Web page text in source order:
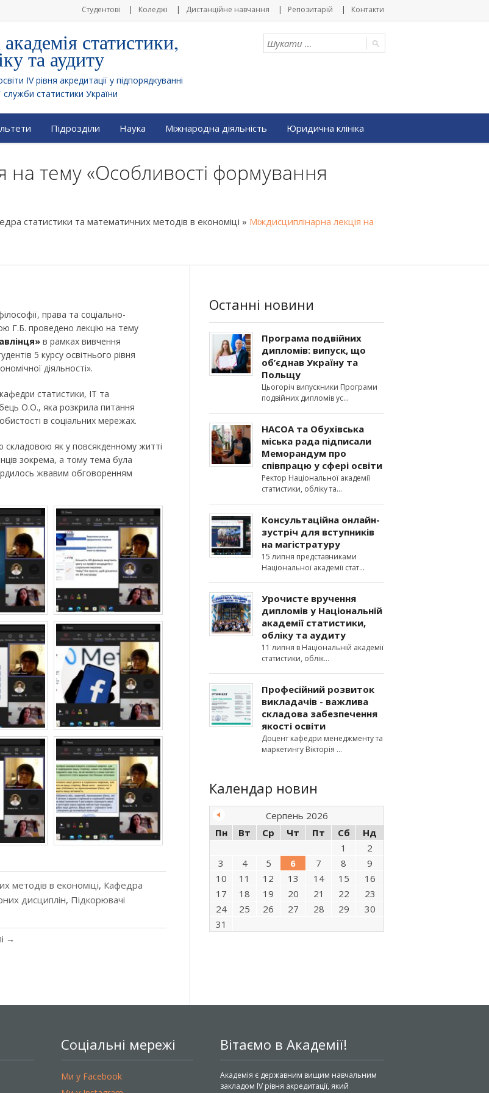
Студентові Коледжі Дистанційне навчання Репозитарій Контакти
статистики,
та аудиту
IV рівня акредитації у підпорядкуванні
статистики України
Підрозділи Наука Міжнародна діяльність Юридична клініка
на тему «Особливості формування
статистики та математичних методів в економіці » Міждисциплінарна лекція на
права та соціально-
Г.Б. проведено лекцію на тему
в рамках вивчення
5 курсу освітнього рівня
діяльності».
статистики, ІТ та
О.О., яка розкрила питання
в соціальних мережах.
складовою як у повсякденному житті
зокрема, а тому тема була
жвавим обговоренням
методів в економіці, Кафедра
дисциплін, Підкорювачі
→
Останні новини
Програма подвійних
дипломів: випуск, що
об’єднав Україну та
Польщу
Цьогоріч випускники Програми
подвійних дипломів ус
НАСОА та Обухівська
міська рада підписали
Меморандум про
співпрацю у сфері освіти
Ректор Національної академії
статистики, обліку та
Консультаційна онлайн-
зустріч для вступників
на магістратуру
15 липня представниками
Національної академії стат
Урочисте вручення
дипломів у Національній
академії статистики,
обліку та аудиту
11 липня в Національній академії
статистики, облік
Професійний розвиток
викладачів - важлива
складова забезпечення
якості освіти
Доцент кафедри менеджменту та
маркетингу Вікторія
Календар новин
Серпень 2026
Пн
Вт Ср Чт Пт Сб
Нд
1
2
3
4 5 6 7 8
9
10
11 12 13 14 15
16
17
18 19 20 21 22
23
24
25 26 27 28 29
30
31
Соціальні мережі
Ми у Facebook
Вітаємо в Академії!
Академія є державним вищим навчальним
закладом IV рівня акредитації, який